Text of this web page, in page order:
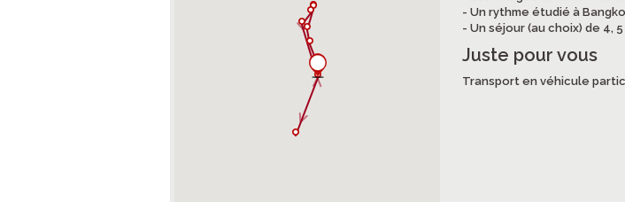
- Un rythme étudié à
- Un séjour (au choix) de 4,
Juste pour vous
Transport en véhicule